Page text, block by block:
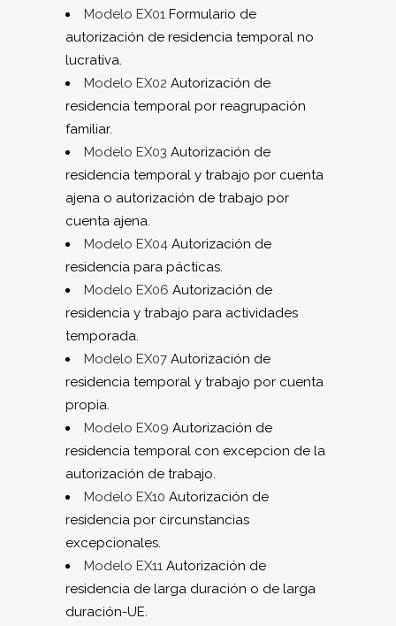
Modelo EX01 Formulario de
autorización de residencia temporal no
lucrativa.
Modelo EX02 Autorización de
residencia temporal por reagrupación
familiar.
Modelo EX03 Autorización de
residencia temporal y trabajo por cuenta
ajena o autorización de trabajo por
cuenta ajena.
Modelo EX04 Autorización de
residencia para pácticas.
Modelo EX06 Autorización de
residencia y trabajo para actividades
temporada.
Modelo EX07 Autorización de
residencia temporal y trabajo por cuenta
propia.
Modelo EX09 Autorización de
residencia temporal con excepcion de la
autorización de trabajo.
Modelo EX10 Autorización de
residencia por circunstancias
excepcionales.
Modelo EX11 Autorización de
residencia de larga duración o de larga
duración-UE.